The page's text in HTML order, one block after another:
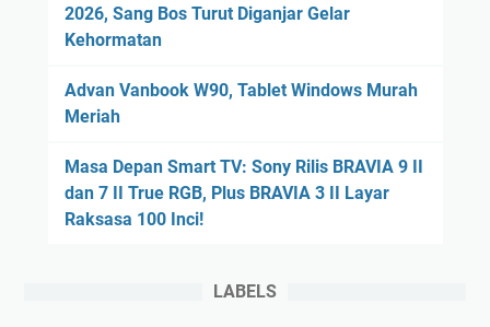
2026, Sang Bos Turut Diganjar Gelar
Kehormatan
Advan Vanbook W90, Tablet Windows Murah
Meriah
Masa Depan Smart TV: Sony Rilis BRAVIA 9 II
dan 7 II True RGB, Plus BRAVIA 3 II Layar
Raksasa 100 Inci!
LABELS